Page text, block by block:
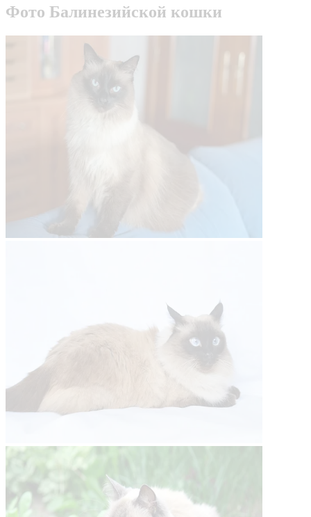
Фото Балинезийской кошки